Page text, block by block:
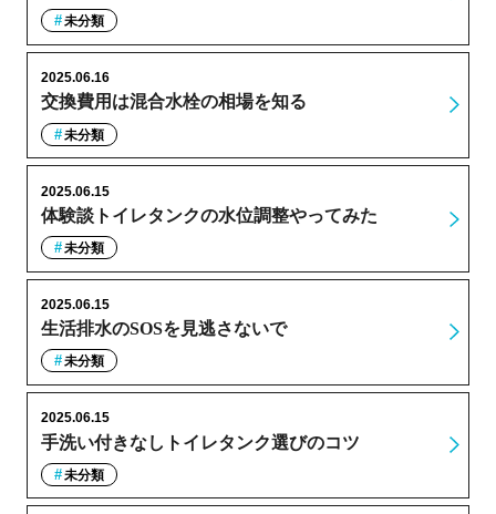
未分類
交換費用は混合水栓の相場を知る
2025.06.16
未分類
体験談トイレタンクの水位調整やってみた
2025.06.15
未分類
生活排水のSOSを見逃さないで
2025.06.15
未分類
手洗い付きなしトイレタンク選びのコツ
2025.06.15
未分類